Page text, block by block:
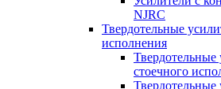
NJRC
Твердотельные
исполнения
стоечного
Твердотельные